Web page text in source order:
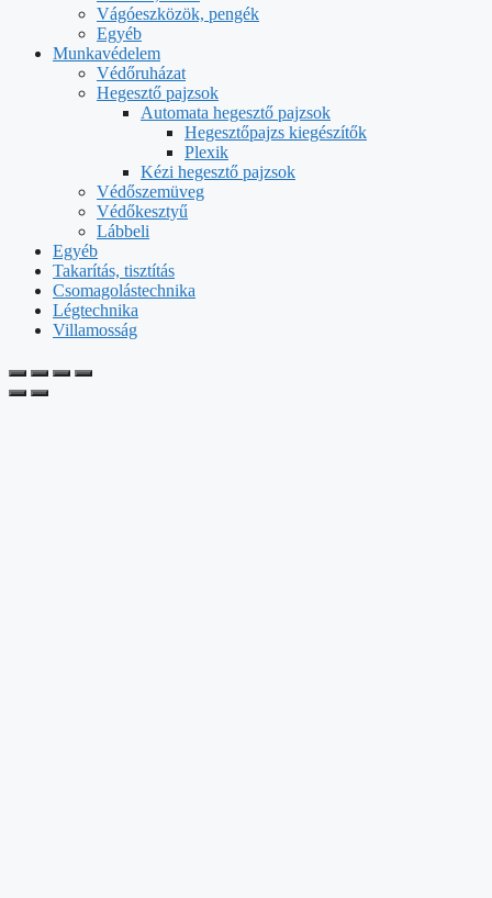
Vágóeszközök, pengék
Egyéb
Munkavédelem
Védőruházat
Hegesztő pajzsok
Automata hegesztő pajzsok
Hegesztőpajzs kiegészítők
Plexik
Kézi hegesztő pajzsok
Védőszemüveg
Védőkesztyű
Lábbeli
Egyéb
Takarítás, tisztítás
Csomagolástechnika
Légtechnika
Villamosság